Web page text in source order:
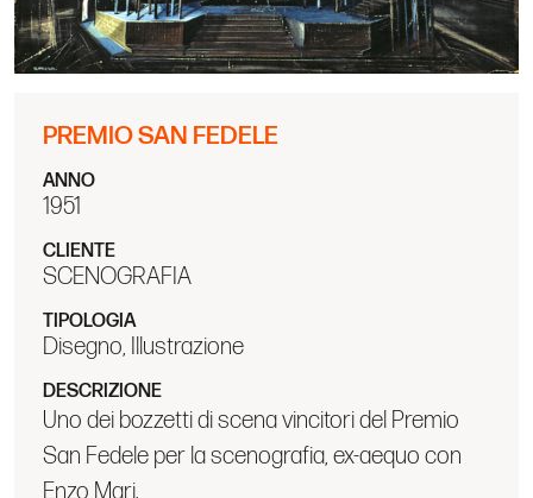
PREMIO SAN FEDELE
ANNO
1951
CLIENTE
SCENOGRAFIA
TIPOLOGIA
Disegno, Illustrazione
DESCRIZIONE
Uno dei bozzetti di scena vincitori del Premio
San Fedele per la scenografia, ex-aequo con
Enzo Mari.